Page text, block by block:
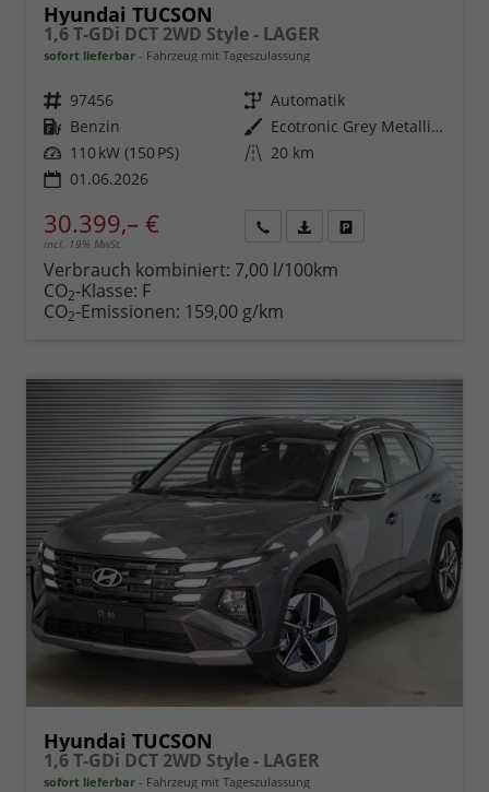
Hyundai TUCSON
1,6 T-GDi DCT 2WD Style - LAGER
sofort lieferbar Fahrzeug mit Tageszulassung
Fahrzeugnr. 97456 Getriebe Automatik
Kraftstoff Benzin Außenfarbe
Ecotronic Grey Metallic ()
Leistung 110 kW (150 PS) Kilometerstand 20 km
01.06.2026
30.399,– €
incl. 19% MwSt.
anfordern
Datei,
Verbrauch kombiniert: 7,00 l/100km
CO2-Klasse: F
CO2-Emissionen: 159,00 g/km
Hyundai TUCSON
1,6 T-GDi DCT 2WD Style - LAGER
sofort lieferbar Fahrzeug mit Tageszulassung